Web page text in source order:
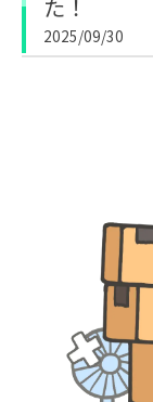
た！
2025/09/30